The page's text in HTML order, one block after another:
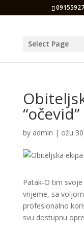
Select Page
“očevid”
by admin | ožu
Patak-O tim
vrijeme, sa
profesionalno
svu dostupnu